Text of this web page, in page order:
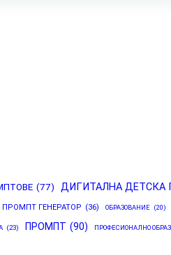
(77) ДИГИТАЛНА ДЕТСКА
ПРОМПТ ГЕНЕРАТОР (36) ОБРАЗОВАНИЕ (20)
(23) ПРОМПТ (90) ПРОФЕСИОНАЛНО